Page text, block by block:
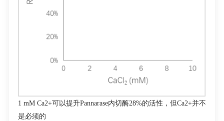
1 mM Ca2+可以提升Pannarase内切酶28%的活性，但Ca2+并不
是必须的